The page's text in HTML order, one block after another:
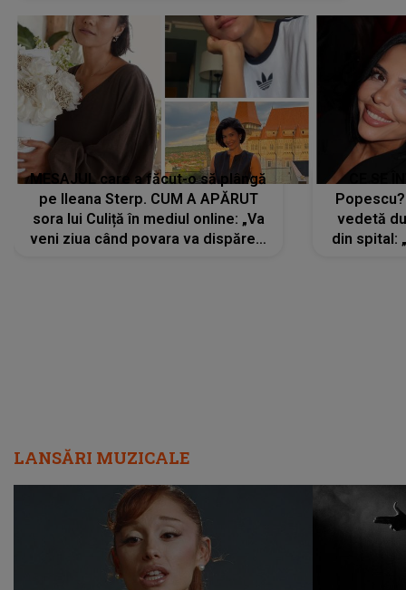
MESAJUL care a făcut-o să plângă
pe Ileana Sterp. CUM A APĂRUT
sora lui Culiță în mediul online: „Va
veni ziua când povara va dispărea,
vedetă
din spital:
LANSĂRI MUZICALE